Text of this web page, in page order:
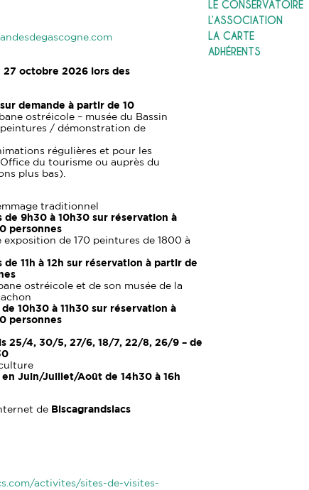
27 octobre 2026 lors des
demande à partir de 10
ostréicole – musée du Bassin
/ démonstration de
régulières et pour les
du tourisme ou auprès du
plus bas).
traditionnel
de 9h30 à 10h30 sur réservation à
personnes
de 170 peintures de 1800 à
de 11h à 12h sur réservation à partir de
ostréicole et de son musée de la
de 10h30 à 11h30 sur réservation à
personnes
25/4, 30/5, 27/6, 18/7, 22/8, 26/9 – de
en Juin/Juillet/Août de 14h30 à 16h
de Biscagrandslacs
activites/sites-de-visites-
LE CONSERVATOIRE
L’ASSOCIATION
LA CARTE
ADHÉRENTS